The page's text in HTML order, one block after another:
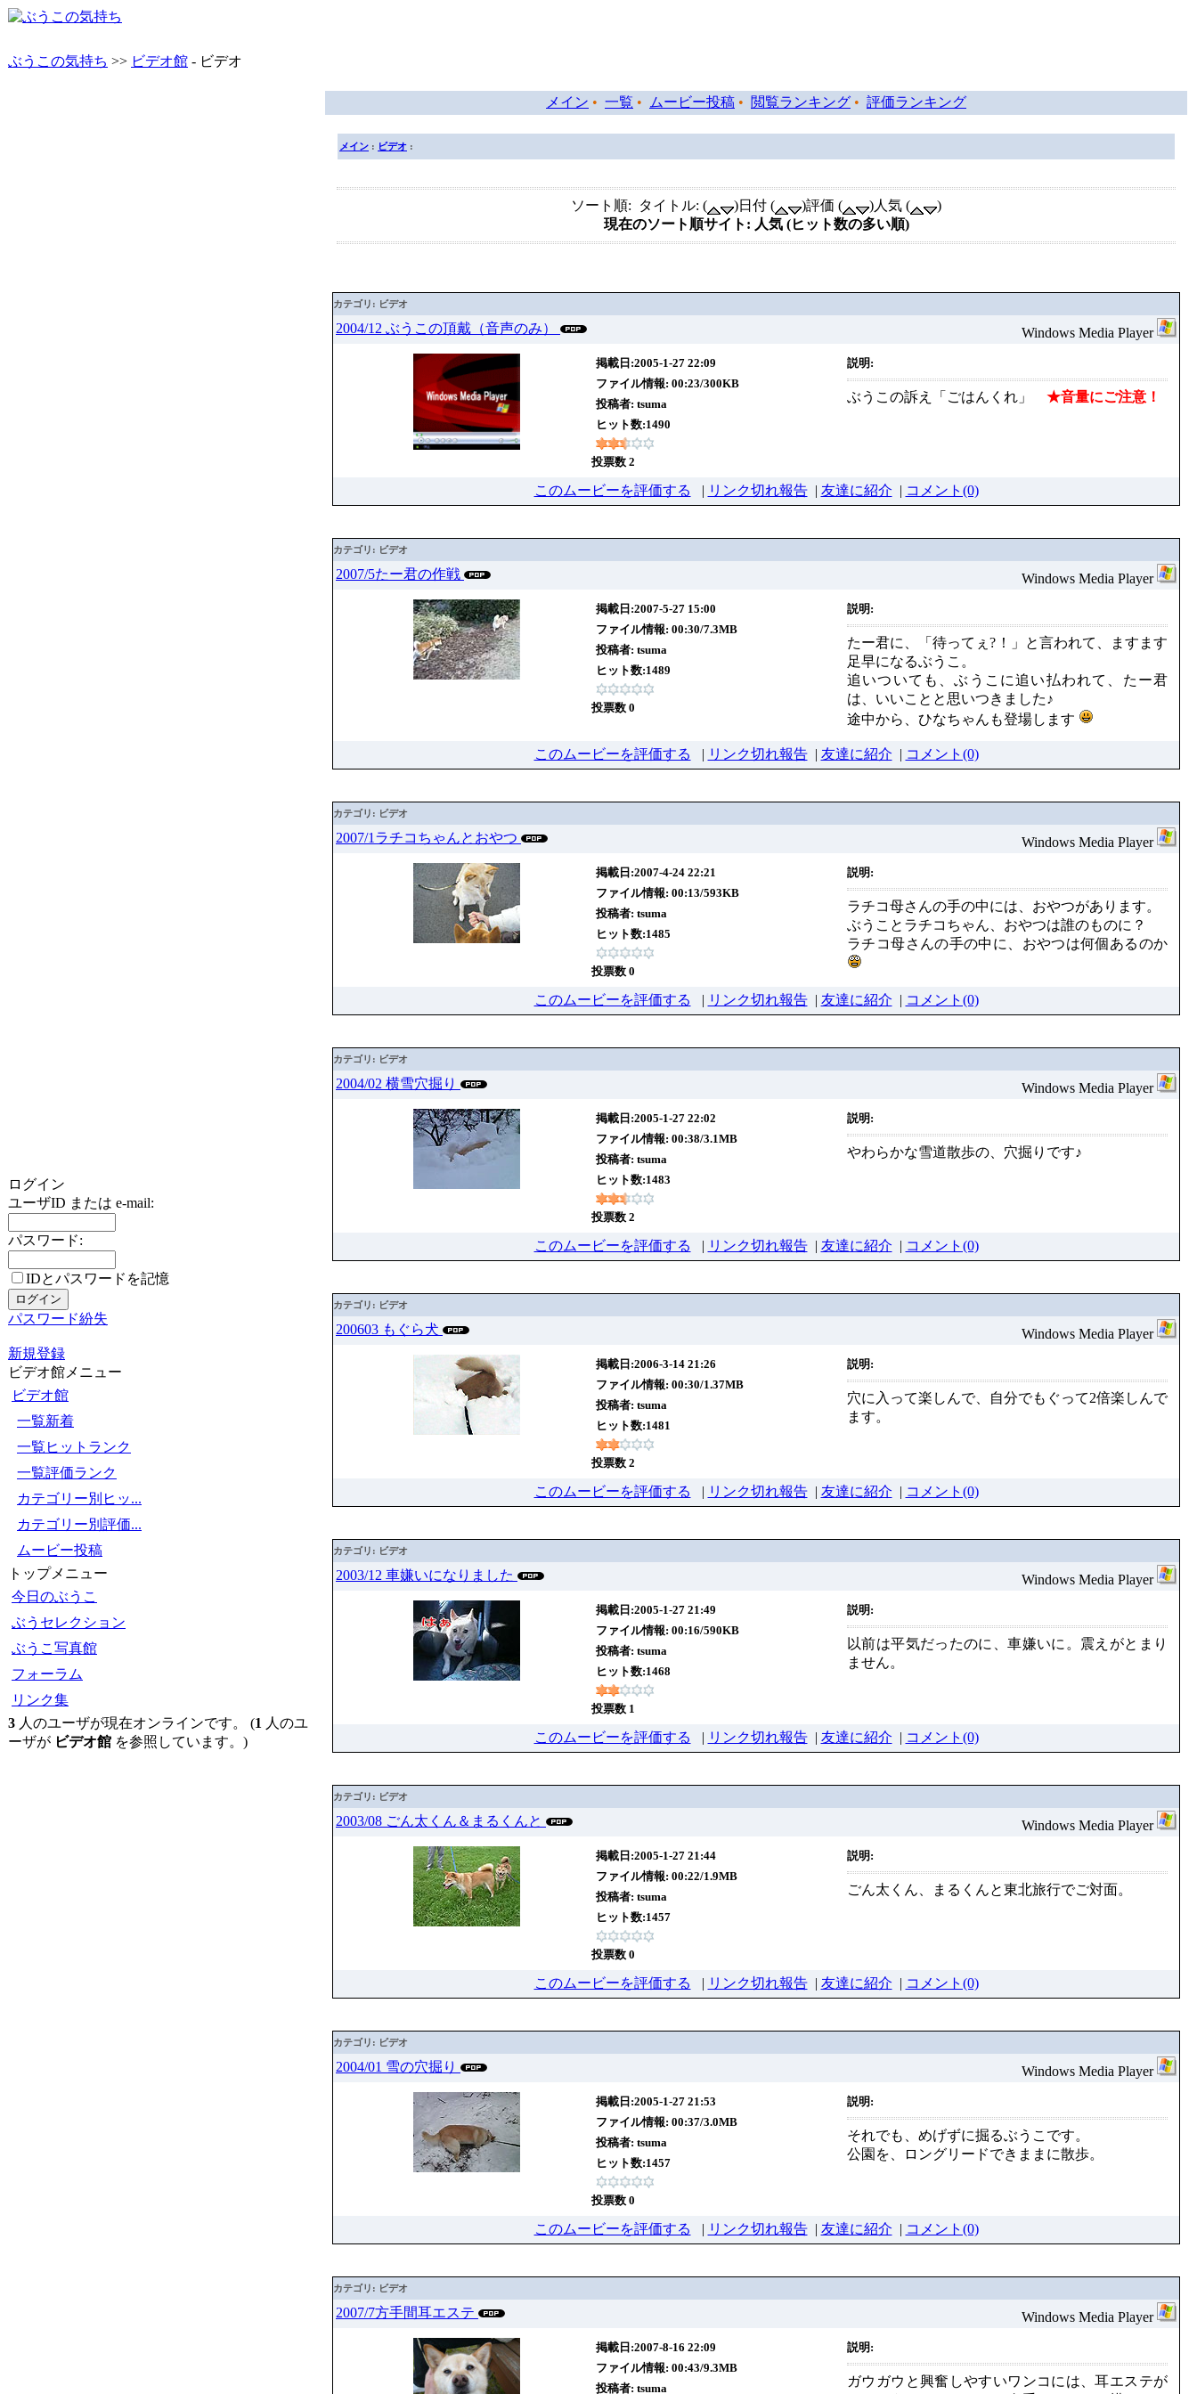
ぶうこの気持ち >> ビデオ館 - ビデオ
ログイン
ユーザID または e-mail:
パスワード:
IDとパスワードを記憶
パスワード紛失
新規登録
ビデオ館メニュー
ビデオ館
一覧新着
一覧ヒットランク
一覧評価ランク
カテゴリー別ヒッ...
カテゴリー別評価...
ムービー投稿
トップメニュー
今日のぶうこ
ぶうセレクション
ぶうこ写真館
フォーラム
リンク集
3 人のユーザが現在オンラインです。 (1 人のユ
ーザが ビデオ館 を参照しています。)
メイン • 一覧 • ムービー投稿 • 閲覧ランキング • 評価ランキング
メイン : ビデオ :
ソート順: タイトル: ( )日付 ( )評価 ( )人気 (
)
現在のソート順サイト: 人気 (ヒット数の多い順)
カテゴリ: ビデオ
2004/12 ぶうこの頂戴（音声のみ） Windows Media Player
掲載日:2005-1-27 22:09
ファイル情報: 00:23/300KB
投稿者: tsuma
ヒット数:1490
投票数 2
説明:
ぶうこの訴え「ごはんくれ」 ★音量にご注意！
このムービーを評価する | リンク切れ報告| 友達に紹介 | コメント(0)
カテゴリ: ビデオ
2007/5たー君の作戦 Windows Media Player
掲載日:2007-5-27 15:00
ファイル情報: 00:30/7.3MB
投稿者: tsuma
ヒット数:1489
投票数 0
説明:
たー君に、「待ってぇ?！」と言われて、ますます
足早になるぶうこ。
追いついても、ぶうこに追い払われて、たー君
は、いいことと思いつきました♪
途中から、ひなちゃんも登場します
このムービーを評価する | リンク切れ報告| 友達に紹介 | コメント(0)
カテゴリ: ビデオ
2007/1ラチコちゃんとおやつ Windows Media Player
掲載日:2007-4-24 22:21
ファイル情報: 00:13/593KB
投稿者: tsuma
ヒット数:1485
投票数 0
説明:
ラチコ母さんの手の中には、おやつがあります。
ぶうことラチコちゃん、おやつは誰のものに？
ラチコ母さんの手の中に、おやつは何個あるのか
このムービーを評価する | リンク切れ報告| 友達に紹介 | コメント(0)
カテゴリ: ビデオ
2004/02 横雪穴掘り Windows Media Player
掲載日:2005-1-27 22:02
ファイル情報: 00:38/3.1MB
投稿者: tsuma
ヒット数:1483
投票数 2
説明:
やわらかな雪道散歩の、穴掘りです♪
このムービーを評価する | リンク切れ報告| 友達に紹介 | コメント(0)
カテゴリ: ビデオ
200603 もぐら犬 Windows Media Player
掲載日:2006-3-14 21:26
ファイル情報: 00:30/1.37MB
投稿者: tsuma
ヒット数:1481
投票数 2
説明:
穴に入って楽しんで、自分でもぐって2倍楽しんで
ます。
このムービーを評価する | リンク切れ報告| 友達に紹介 | コメント(0)
カテゴリ: ビデオ
2003/12 車嫌いになりました Windows Media Player
掲載日:2005-1-27 21:49
ファイル情報: 00:16/590KB
投稿者: tsuma
ヒット数:1468
投票数 1
説明:
以前は平気だったのに、車嫌いに。震えがとまり
ません。
このムービーを評価する | リンク切れ報告| 友達に紹介 | コメント(0)
カテゴリ: ビデオ
2003/08 ごん太くん＆まるくんと Windows Media Player
掲載日:2005-1-27 21:44
ファイル情報: 00:22/1.9MB
投稿者: tsuma
ヒット数:1457
投票数 0
説明:
ごん太くん、まるくんと東北旅行でご対面。
このムービーを評価する | リンク切れ報告| 友達に紹介 | コメント(0)
カテゴリ: ビデオ
2004/01 雪の穴掘り Windows Media Player
掲載日:2005-1-27 21:53
ファイル情報: 00:37/3.0MB
投稿者: tsuma
ヒット数:1457
投票数 0
説明:
それでも、めげずに掘るぶうこです。
公園を、ロングリードできままに散歩。
このムービーを評価する | リンク切れ報告| 友達に紹介 | コメント(0)
カテゴリ: ビデオ
2007/7方手間耳エステ Windows Media Player
掲載日:2007-8-16 22:09
ファイル情報: 00:43/9.3MB
投稿者: tsuma
説明:
ガウガウと興奮しやすいワンコには、耳エステが